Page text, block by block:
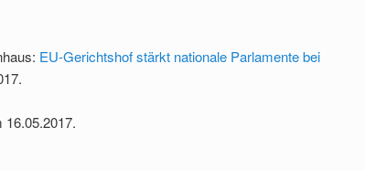
EU-Gerichtshof stärkt nationale Parlamente bei